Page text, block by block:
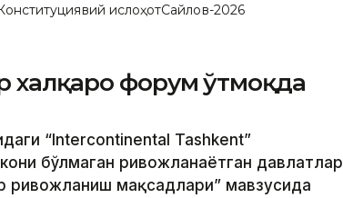
ислоҳотСайлов-2026
халқаро форум ўтмоқда
“Intercontinental Tashkent”
бўлмаган ривожланаётган давлатлар
ривожланиш мақсадлари” мавзусида